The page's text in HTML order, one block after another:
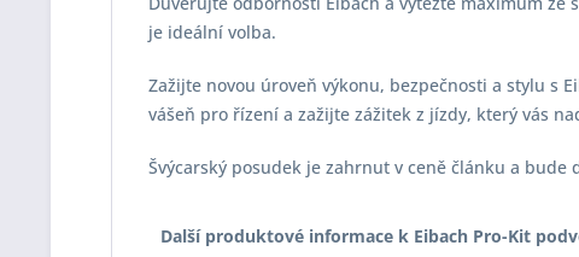
je ideální volba.
Zažijte novou úroveň výkonu, bezpečnosti a stylu s
vášeň pro řízení a zažijte zážitek z jízdy, který vás
Švýcarský posudek je zahrnut v ceně článku a bude
Další produktové informace k Eibach Pro-Kit